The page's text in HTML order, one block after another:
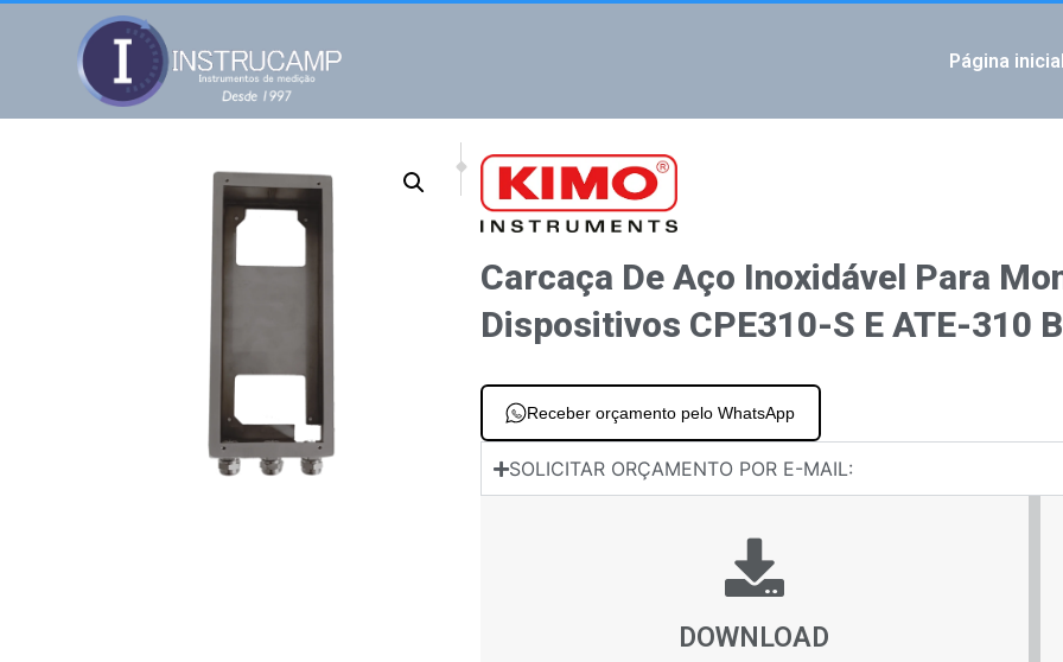
Página inicial
PREVIOUS
Para transmissores Si-C320 Módulo de relé 4x
NEXT
Para transmissores classe 320 Software de controle Sauermann
Carcaça De Aço Inoxidável Para
Dispositivos CPE310-S E ATE-310
Receber orçamento pelo WhatsApp
SOLICITAR ORÇAMENTO POR E-MAIL:
DOWNLOAD